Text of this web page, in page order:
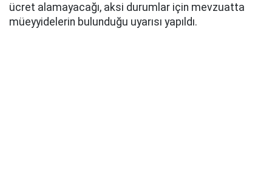
ücret alamayacağı, aksi durumlar için mevzuatta
müeyyidelerin bulunduğu uyarısı yapıldı.